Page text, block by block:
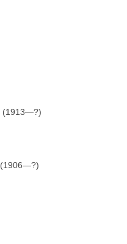
(1913—?)
(1906—?)